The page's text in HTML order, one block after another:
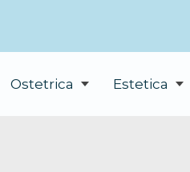
Ostetrica Estetica